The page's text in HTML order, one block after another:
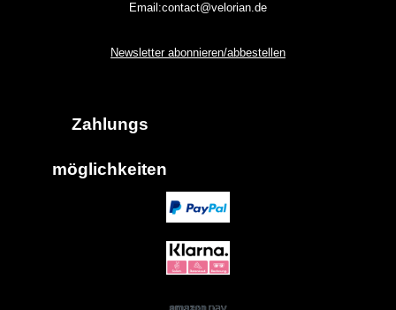
Email:contact@velorian.de
Newsletter abonnieren/abbestellen
Zahlungs
möglichkeiten